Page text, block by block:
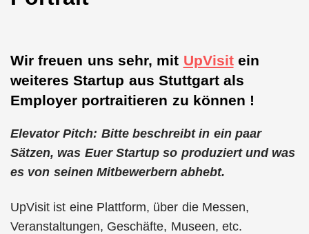
Wir freuen uns sehr, mit UpVisitein
weiteres Startup aus Stuttgart als
Employer portraitieren zu können !
Elevator Pitch: Bitte beschreibt in ein paar
Sätzen, was Euer Startup so produziert und was
es von seinen Mitbewerbern abhebt.
UpVisit ist eine Plattform, über die Messen,
Veranstaltungen, Geschäfte, Museen, etc.